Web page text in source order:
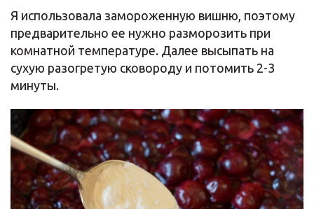
Я использовала замороженную вишню, поэтому
предварительно ее нужно разморозить при
комнатной температуре. Далее высыпать на
сухую разогретую сковороду и потомить 2-3
минуты.